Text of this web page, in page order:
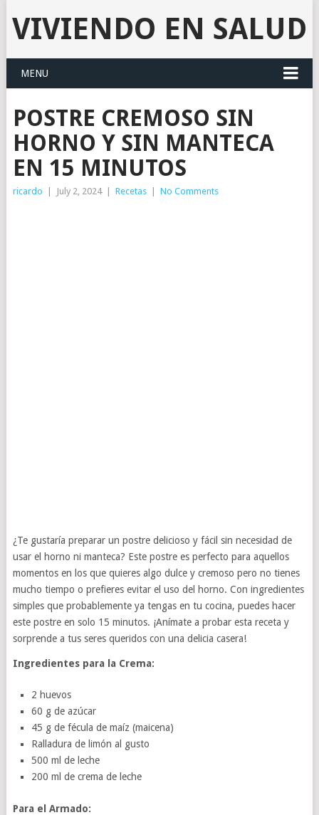
VIVIENDO EN SALUD
MENU
POSTRE CREMOSO SIN
HORNO Y SIN MANTECA
EN 15 MINUTOS
ricardo July 2, 2024 Recetas No Comments
¿Te gustaría preparar un postre delicioso y fácil sin necesidad de
usar el horno ni manteca? Este postre es perfecto para aquellos
momentos en los que quieres algo dulce y cremoso pero no tienes
mucho tiempo o prefieres evitar el uso del horno. Con ingredientes
simples que probablemente ya tengas en tu cocina, puedes hacer
este postre en solo 15 minutos. ¡Anímate a probar esta receta y
sorprende a tus seres queridos con una delicia casera!
Ingredientes para la Crema:
2 huevos
60 g de azúcar
45 g de fécula de maíz (maicena)
Ralladura de limón al gusto
500 ml de leche
200 ml de crema de leche
Para el Armado: